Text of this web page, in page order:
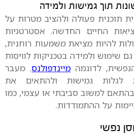
תוכנית פעולה ולהציב מטרות על
החיים החדשה. אסטרטגיות
להיות מציאת משמעות רוחנית,
שימוש ולמידה בטכניקות לוויסות
לדוגמהמיינדפולנס. מעבר
לגלות גמישות ולהתאים את
למשוב סביבתי או עצמי, כמו
על ההתמודדות.
נפשי